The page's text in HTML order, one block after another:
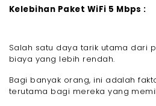
Kelebihan Paket WiFi 5 Mbps :
Salah satu daya tarik utama dari
biaya yang lebih rendah.
Bagi banyak orang, ini adalah
terutama bagi mereka yang